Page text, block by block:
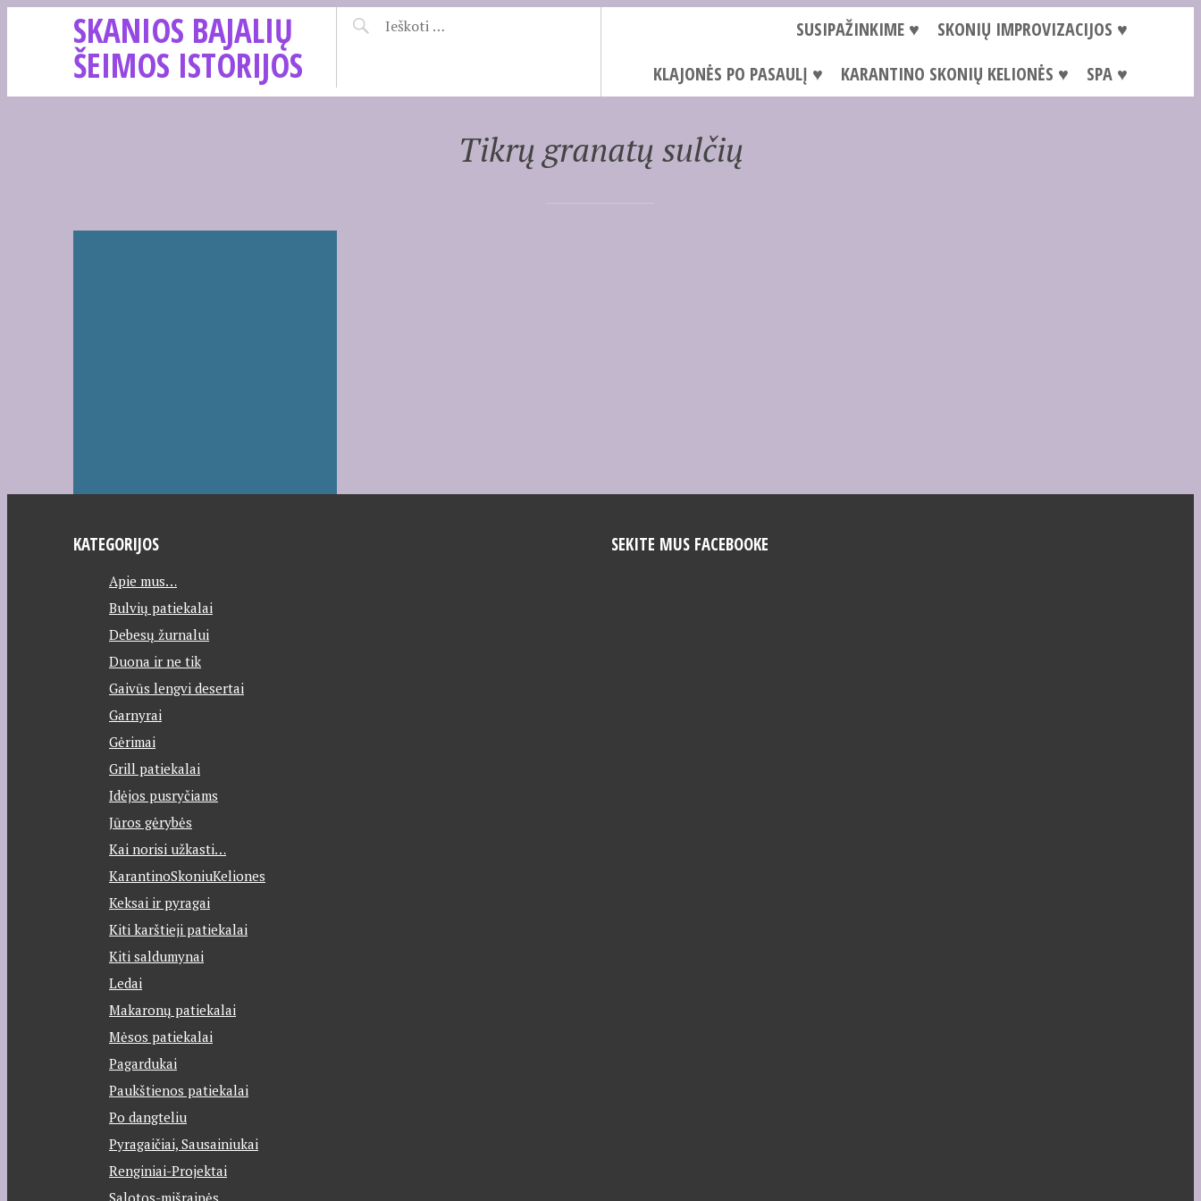
SKANIOS BAJALIŲ
ŠEIMOS ISTORIJOS
SUSIPAŽINKIME ♥
SKONIŲ IMPROVIZACIJOS ♥
KLAJONĖS PO PASAULĮ ♥
KARANTINO SKONIŲ KELIONĖS ♥ SPA ♥
Tikrų granatų sulčių
KATEGORIJOS
Apie mus…
Bulvių patiekalai
Debesų žurnalui
Duona ir ne tik
Gaivūs lengvi desertai
Garnyrai
Gėrimai
Grill patiekalai
Idėjos pusryčiams
Jūros gėrybės
Kai norisi užkasti…
KarantinoSkoniuKeliones
Keksai ir pyragai
Kiti karštieji patiekalai
Kiti saldumynai
Ledai
Makaronų patiekalai
Mėsos patiekalai
Pagardukai
Paukštienos patiekalai
Po dangteliu
Pyragaičiai, Sausainiukai
Renginiai-Projektai
Salotos-mišrainės
SEKITE MUS FACEBOOKE